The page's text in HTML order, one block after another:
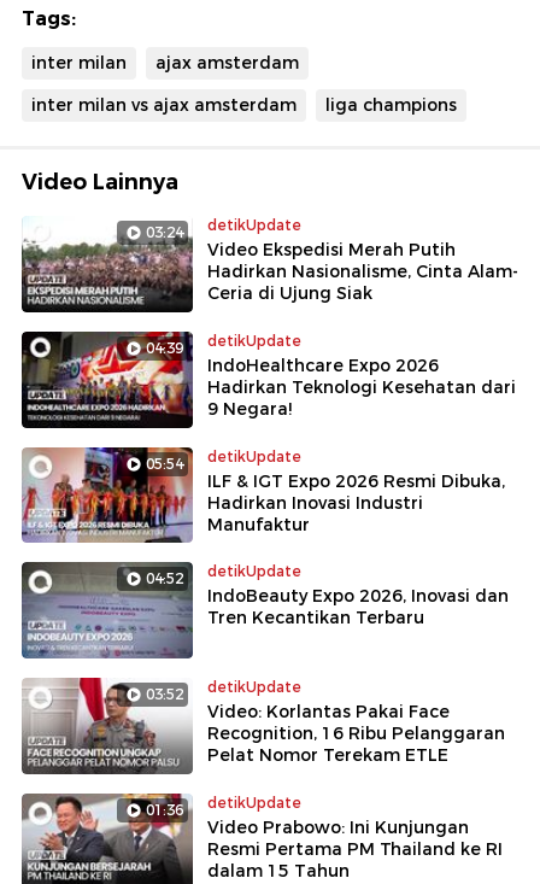
Tags:
inter milan
ajax amsterdam
inter milan vs ajax amsterdam
liga champions
Video Lainnya
03:24 detikUpdate
Video Ekspedisi Merah Putih
Hadirkan Nasionalisme, Cinta Alam-
Ceria di Ujung Siak
04:39 detikUpdate
IndoHealthcare Expo 2026
Hadirkan Teknologi Kesehatan dari
9 Negara!
05:54 detikUpdate
ILF & IGT Expo 2026 Resmi Dibuka,
Hadirkan Inovasi Industri
Manufaktur
04:52 detikUpdate
IndoBeauty Expo 2026, Inovasi dan
Tren Kecantikan Terbaru
03:52 detikUpdate
Video: Korlantas Pakai Face
Recognition, 16 Ribu Pelanggaran
Pelat Nomor Terekam ETLE
01:36 detikUpdate
Video Prabowo: Ini Kunjungan
Resmi Pertama PM Thailand ke RI
dalam 15 Tahun